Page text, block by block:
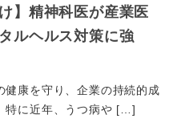
】精神科医が産業医
ルヘルス対策に強
健康を守り、企業の持続的成
特に近年、うつ病や […]